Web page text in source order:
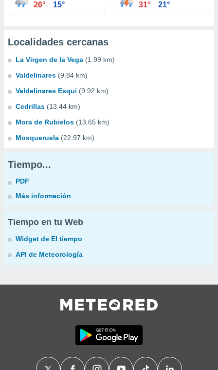
26° 15° 31° 21°
Localidades cercanas
La Virgen de la Vega (1.99 km)
Valdelinares (9.84 km)
Valdelinares Esqui (9.92 km)
Cedrillas (13.44 km)
Mora de Rubielos (13.65 km)
Mosqueruela (22.97 km)
Tiempo...
PDF
Más información
Tiempo en tu Web
Widget de El tiempo
API de Meteorología